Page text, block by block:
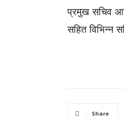
प्रमुख सचिव
सहित विभिन्न
Share